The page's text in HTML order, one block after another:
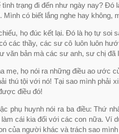
tình trạng đi đến như ngày nay?
Mình có biết lắng nghe hay
họ đúc kết lại. Đó là họ tự soi
các thầy, các sư cô luôn luôn
văn bản mà các sư anh, sư chị đã
mẹ, họ nói ra những điều ao ước
thú tội với nó! Tại sao mình phải
điều đó!
phụ huynh nói ra ba điều: Thứ
làm cái kia đối với các con nữa. Ví
của người khác và trách sao